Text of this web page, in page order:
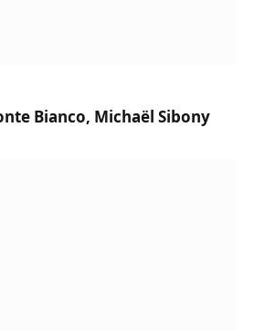
Bianco, Michaël Sibony